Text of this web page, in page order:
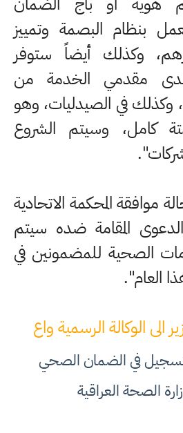
بنظام البصمة وتمييز
وكذلك أيضاً ستوفر
لدى مقدمي الخدمة من
وكذلك في الصيدليات، وهو
كامل، وسيتم الشروع
موافقة المحكمة الاتحادية
المقامة ضده سيتم
الصحية للمضمونين في
العام".
الى الوكالة الرسمية واع
في الضمان الصحي